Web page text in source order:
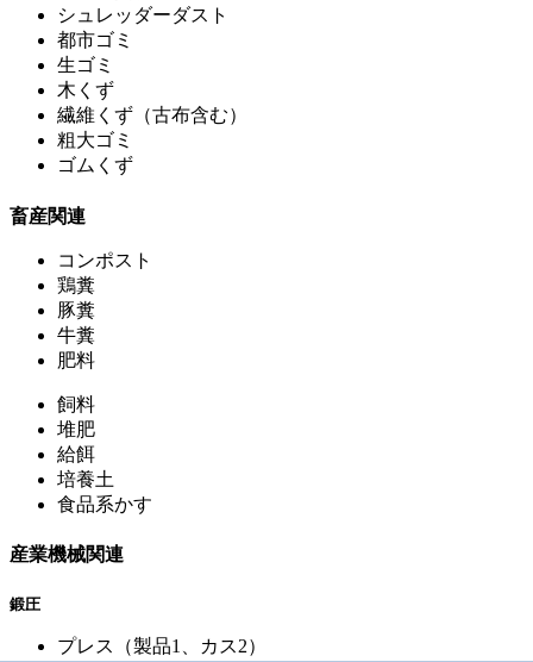
シュレッダーダスト
都市ゴミ
生ゴミ
木くず
繊維くず（古布含む）
粗大ゴミ
ゴムくず
畜産関連
コンポスト
鶏糞
豚糞
牛糞
肥料
飼料
堆肥
給餌
培養土
食品系かす
産業機械関連
鍛圧
プレス（製品1、カス2）